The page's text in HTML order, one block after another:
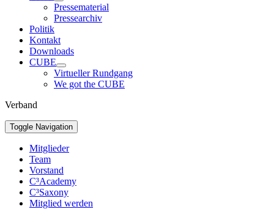
Pressematerial
Pressearchiv
Politik
Kontakt
Downloads
CUBE
Virtueller Rundgang
We got the CUBE
Verband
Toggle Navigation
Mitglieder
Team
Vorstand
C³Academy
C³Saxony
Mitglied werden